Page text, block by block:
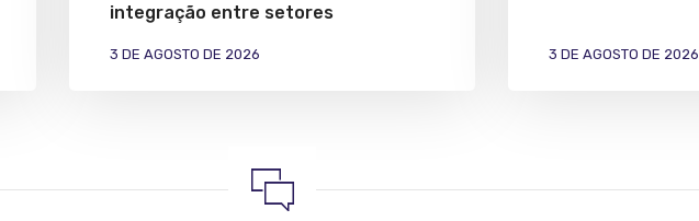
integração entre setores
3 DE AGOSTO DE 2026 3 DE AGOSTO DE 2026